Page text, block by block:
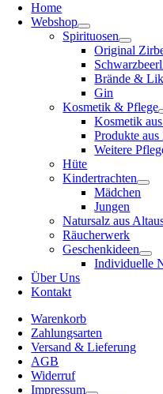
Home
Webshop
Spirituosen
Original
Brände &
Gin
Kosmetik & Pflege
Kosmetik
Produkte
Weitere
Hüte
Kindertrachten
Mädchen
Jungen
Natursalz aus
Räucherwerk
Geschenkideen
Individuelle
Über Uns
Kontakt
Warenkorb
Zahlungsarten
Versand & Lieferung
AGB
Widerruf
Impressum